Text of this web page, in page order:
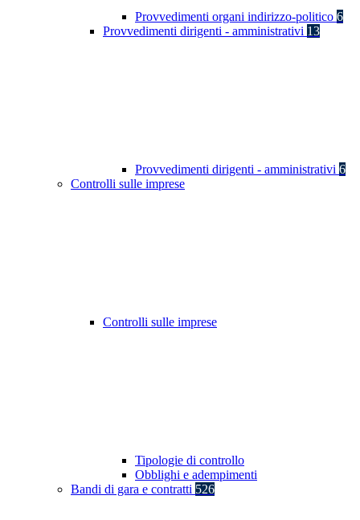
Provvedimenti organi indirizzo-politico 6
Provvedimenti dirigenti - amministrativi 13
Provvedimenti dirigenti - amministrativi 6
Controlli sulle imprese
Controlli sulle imprese
Tipologie di controllo
Obblighi e adempimenti
Bandi di gara e contratti 526